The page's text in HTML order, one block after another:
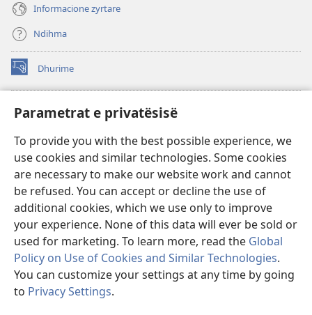
Parametrat e privatësisë
To provide you with the best possible experience, we
use cookies and similar technologies. Some cookies
are necessary to make our website work and cannot
be refused. You can accept or decline the use of
additional cookies, which we use only to improve
your experience. None of this data will ever be sold or
used for marketing. To learn more, read the Global
Policy on Use of Cookies and Similar Technologies.
You can customize your settings at any time by going
to Privacy Settings.
Informacione zyrtare
Ndihma
Dhurime
(hap
dritare
re)
BIBLIOTEKA ONLINE Watchtower
(hap
të
re)
JW Hub
(hap
dritare
të
re)
JW Library
Biblioteka Watchtower
Copyright© 2026 Watch Tower Bible and Tract Society of Pennsylvania.
KUSHTET E PËRDORIMIT